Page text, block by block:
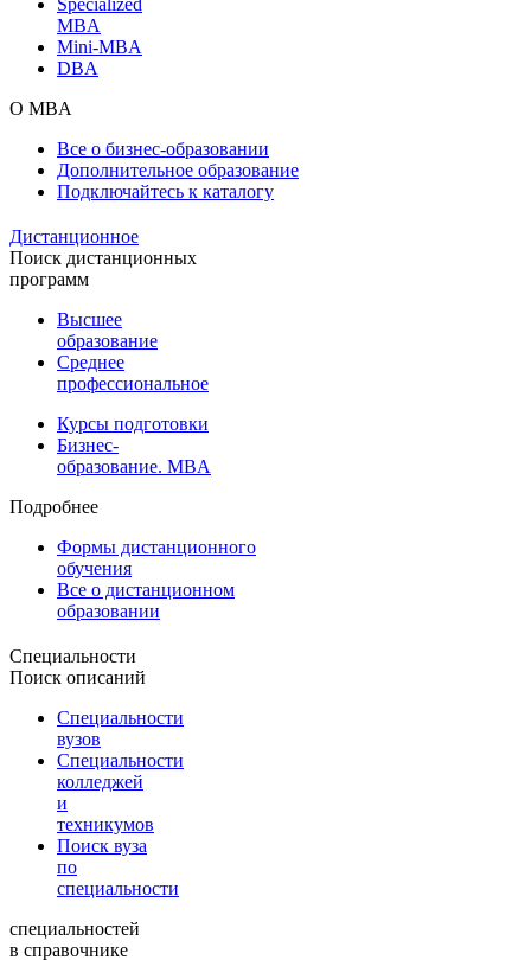
MBA
Mini-MBA
DBA
О MBA
Все о бизнес-образовании
Дополнительное образование
Подключайтесь к каталогу
Дистанционное
Поиск дистанционных
программ
Высшее
образование
Среднее
профессиональное
Курсы подготовки
Бизнес-
образование. MBA
Подробнее
Формы дистанционного
обучения
Все о дистанционном
образовании
Специальности
Поиск описаний
Специальности
вузов
Специальности
колледжей
и
техникумов
Поиск вуза
по
специальности
специальностей
в справочнике